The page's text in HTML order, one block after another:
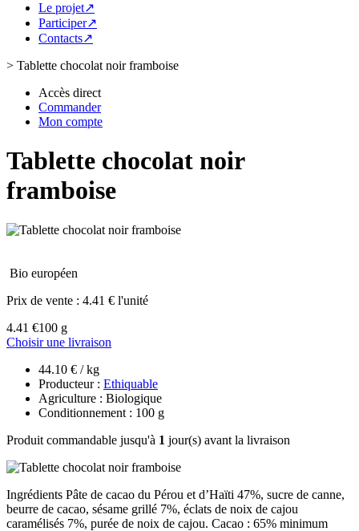
Le projet↗
Participer↗
Contacts↗
> Tablette chocolat noir framboise
Accès direct
Commander
Mon compte
Tablette chocolat noir
framboise
Bio européen
Prix de vente : 4.41 € l'unité
4.41 €100 g
Choisir une livraison
44.10 € / kg
Producteur : Ethiquable
Agriculture : Biologique
Conditionnement : 100 g
Produit commandable jusqu'à 1 jour(s) avant la livraison
Ingrédients Pâte de cacao du Pérou et d’Haïti 47%, sucre de canne,
beurre de cacao, sésame grillé 7%, éclats de noix de cajou
caramélisés 7%, purée de noix de cajou. Cacao : 65% minimum